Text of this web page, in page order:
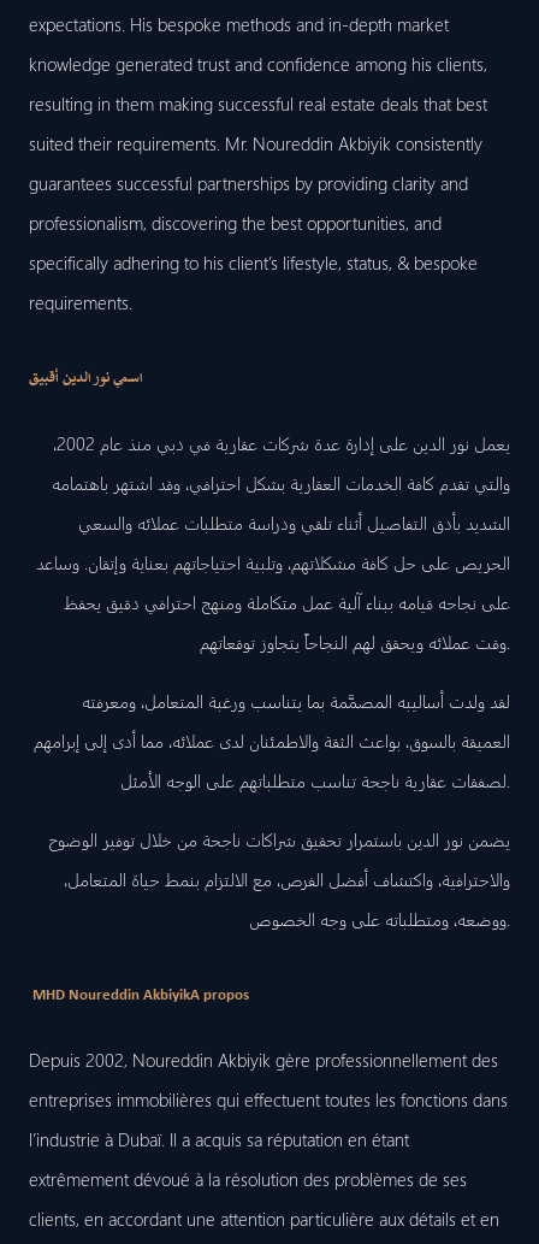
expectations. His bespoke methods and in-depth market
knowledge generated trust and confidence among his clients,
resulting in them making successful real estate deals that best
suited their requirements. Mr. Noureddin Akbiyik consistently
guarantees successful partnerships by providing clarity and
professionalism, discovering the best opportunities, and
specifically adhering to his client’s lifestyle, status, & bespoke
requirements.
اسمي نور الدين أقبيق
يعمل نور الدين على إدارة عدة شركات عقارية في دبي منذ عام 2002،
والتي تقدم كافة الخدمات العقارية بشكل احترافي، وقد اشتهر باهتمامه
الشديد بأدق التفاصيل أثناء تلقي ودراسة متطلبات عملائه والسعي
الحريص على حل كافة مشكلاتهم، وتلبية احتياجاتهم بعناية وإتقان. وساعد
على نجاحه قيامه ببناء آلية عمل متكاملة ومنهج احترافي دقيق يحفظ
لقد ولدت أساليبه المصمَّمة بما يتناسب ورغبة المتعامل، ومعرفته
العميقة بالسوق، بواعث الثقة والاطمئنان لدى عملائه، مما أدى إلى إبرامهم
يضمن نور الدين باستمرار تحقيق شراكات ناجحة من خلال توفير الوضوح
والاحترافية، واكتشاف أفضل الفرص، مع الالتزام بنمط حياة المتعامل،
MHD Noureddin AkbiyikA propos
Depuis 2002, Noureddin Akbiyik gère professionnellement des
entreprises immobilières qui effectuent toutes les fonctions dans
l’industrie à Dubaï. Il a acquis sa réputation en étant
extrêmement dévoué à la résolution des problèmes de ses
clients, en accordant une attention particulière aux détails et en